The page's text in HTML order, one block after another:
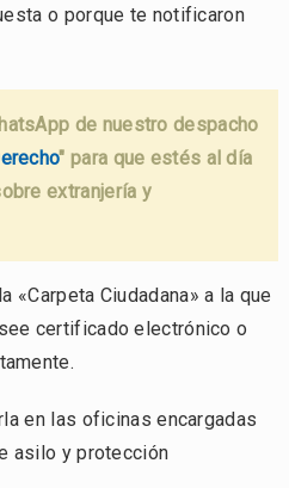
o porque te notificaron
de nuestro despacho
" para que estés al día
extranjería y
«Carpeta Ciudadana» a la que
certificado electrónico o
en las oficinas encargadas
asilo y protección